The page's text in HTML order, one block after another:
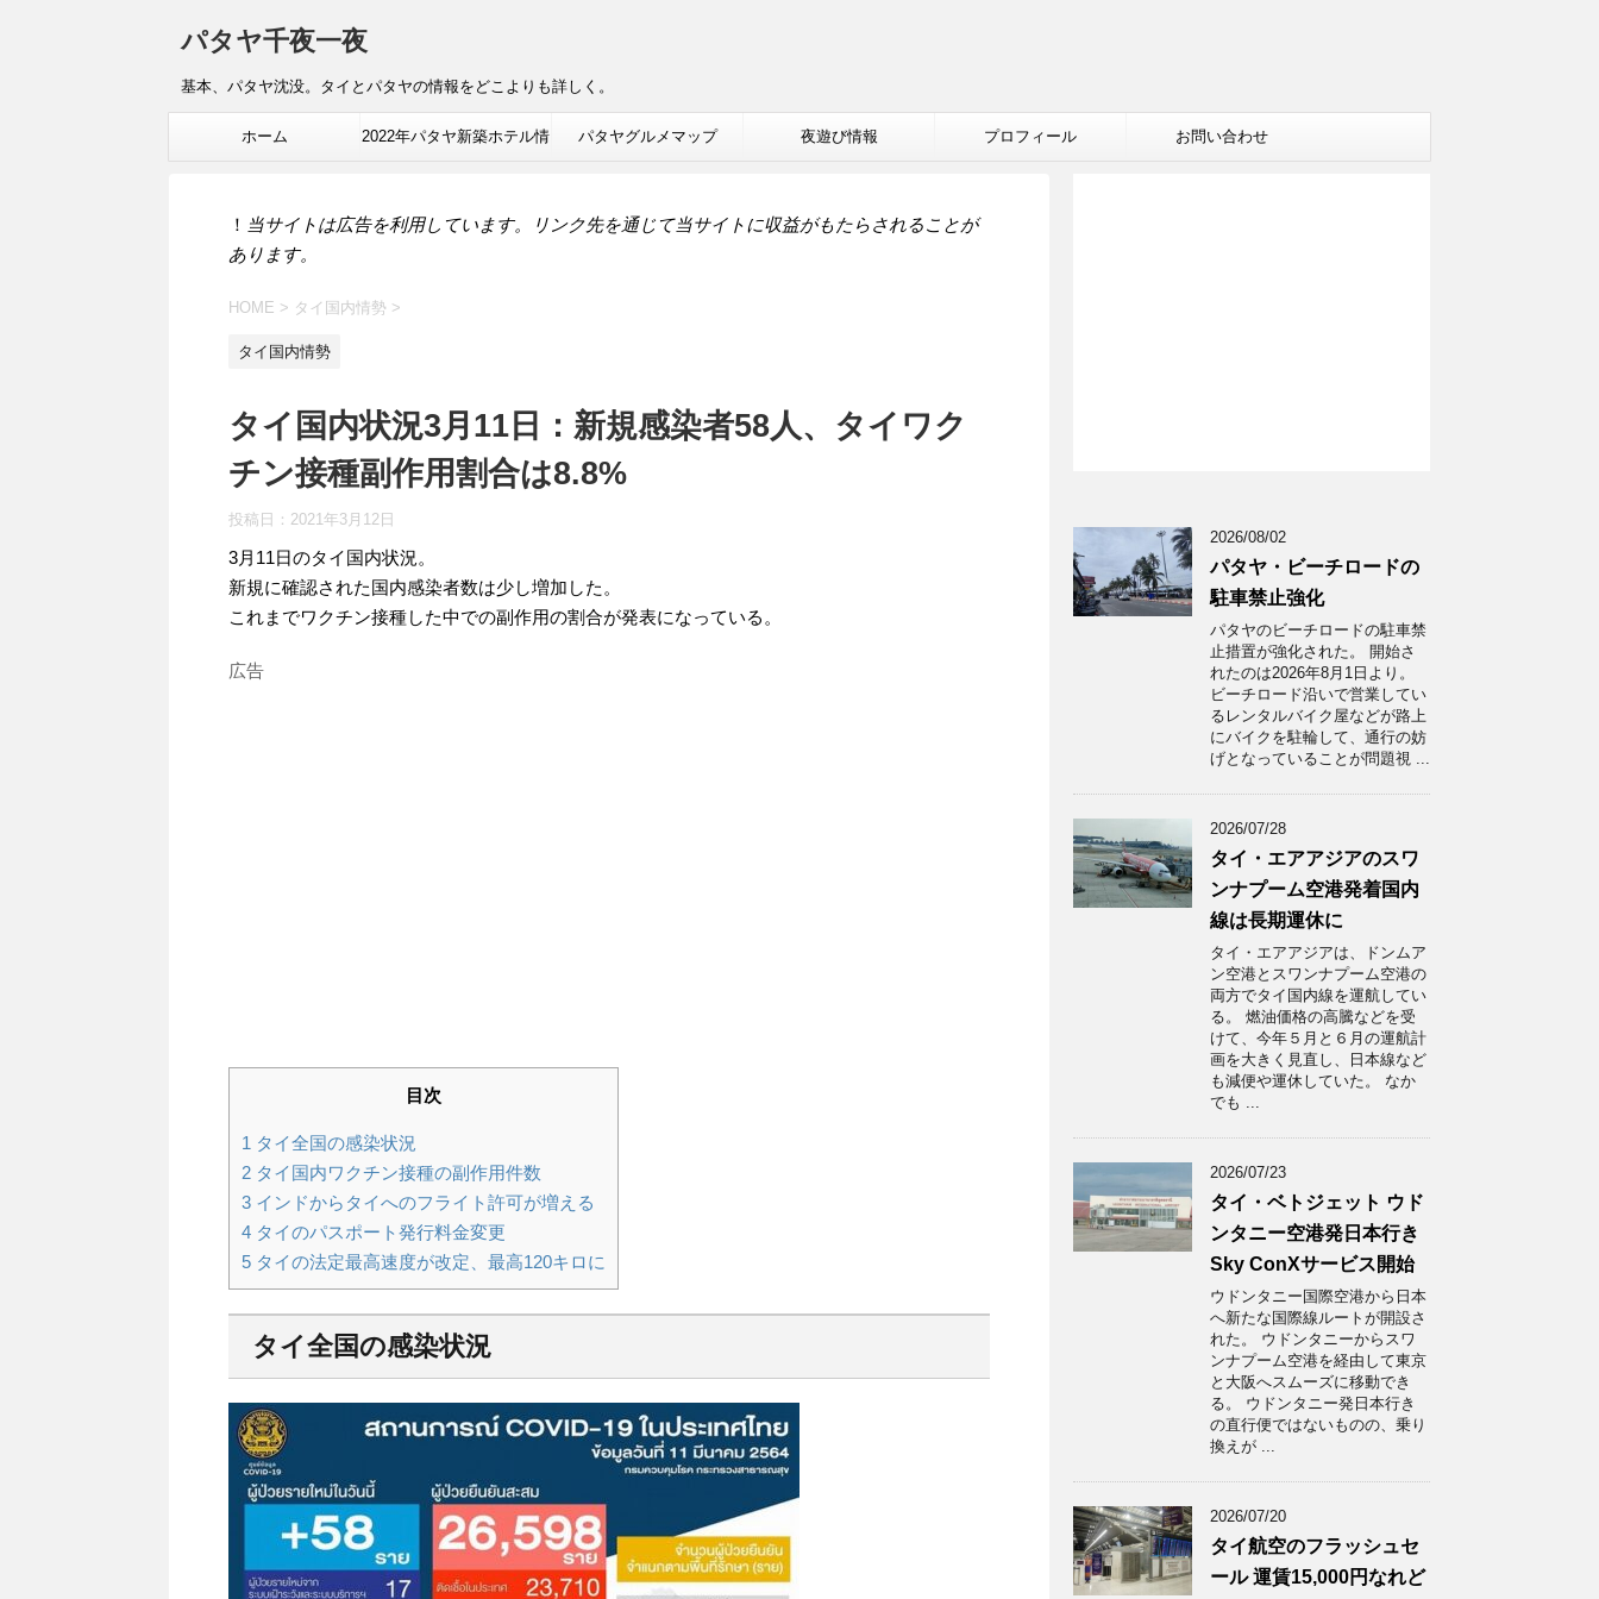
パタヤ千夜一夜
基本、パタヤ沈没。タイとパタヤの情報をどこよりも詳しく。
ホーム 2022年パタヤ新築ホテル情 パタヤグルメマップ 夜遊び情報 プロフィール お問い合わせ
！ 当サイトは広告を利用しています。リンク先を通じて当サイトに収益がもたらされることが
あります。
HOME > タイ国内情勢 >
タイ国内情勢
タイ国内状況3月11日：新規感染者58人、タイワク
チン接種副作用割合は8.8%
投稿日： 2021年3月12日
3月11日のタイ国内状況。
新規に確認された国内感染者数は少し増加した。
これまでワクチン接種した中での副作用の割合が発表になっている。
広告
目次
1 タイ全国の感染状況
2 タイ国内ワクチン接種の副作用件数
3 インドからタイへのフライト許可が増える
4 タイのパスポート発行料金変更
5 タイの法定最高速度が改定、最高120キロに
タイ全国の感染状況
2026/08/02
パタヤ・ビーチロードの
駐車禁止強化
パタヤのビーチロードの駐車禁
止措置が強化された。 開始さ
れたのは2026年8月1日より。
ビーチロード沿いで営業してい
るレンタルバイク屋などが路上
にバイクを駐輪して、通行の妨
げとなっていることが問題視 ...
2026/07/28
タイ・エアアジアのスワ
ンナプーム空港発着国内
線は長期運休に
タイ・エアアジアは、ドンムア
ン空港とスワンナプーム空港の
両方でタイ国内線を運航してい
る。 燃油価格の高騰などを受
けて、今年５月と６月の運航計
画を大きく見直し、日本線など
も減便や運休していた。 なか
でも ...
2026/07/23
タイ・ベトジェット ウド
ンタニー空港発日本行き
Sky ConXサービス開始
ウドンタニー国際空港から日本
へ新たな国際線ルートが開設さ
れた。 ウドンタニーからスワ
ンナプーム空港を経由して東京
と大阪へスムーズに移動でき
る。 ウドンタニー発日本行き
の直行便ではないものの、乗り
換えが ...
2026/07/20
タイ航空のフラッシュセ
ール 運賃15,000円なれど